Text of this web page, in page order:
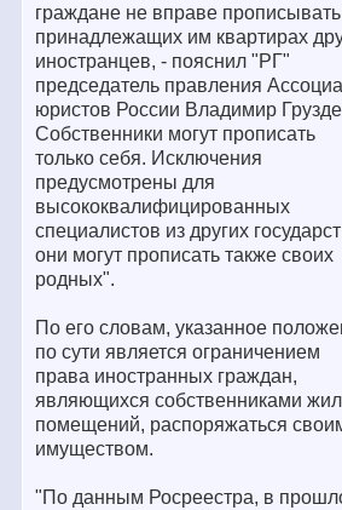
граждане не вправе
принадлежащих им квартирах
иностранцев, - пояснил "РГ"
председатель правления
юристов России Владимир
Собственники могут прописать
только себя. Исключения
предусмотрены для
высококвалифицированных
специалистов из других
они могут прописать также своих
родных".
По его словам, указанное
по сути является ограничением
права иностранных граждан,
являющихся собственниками
помещений, распоряжаться
имуществом.
"По данным Росреестра, в